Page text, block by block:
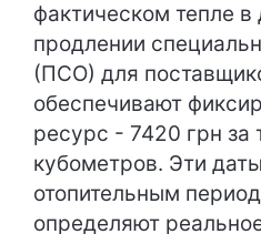
фактическом тепле в
продлении
(ПСО) для
обеспечивают
ресурс - 7420 грн за
кубометров. Эти
отопительным
определяют